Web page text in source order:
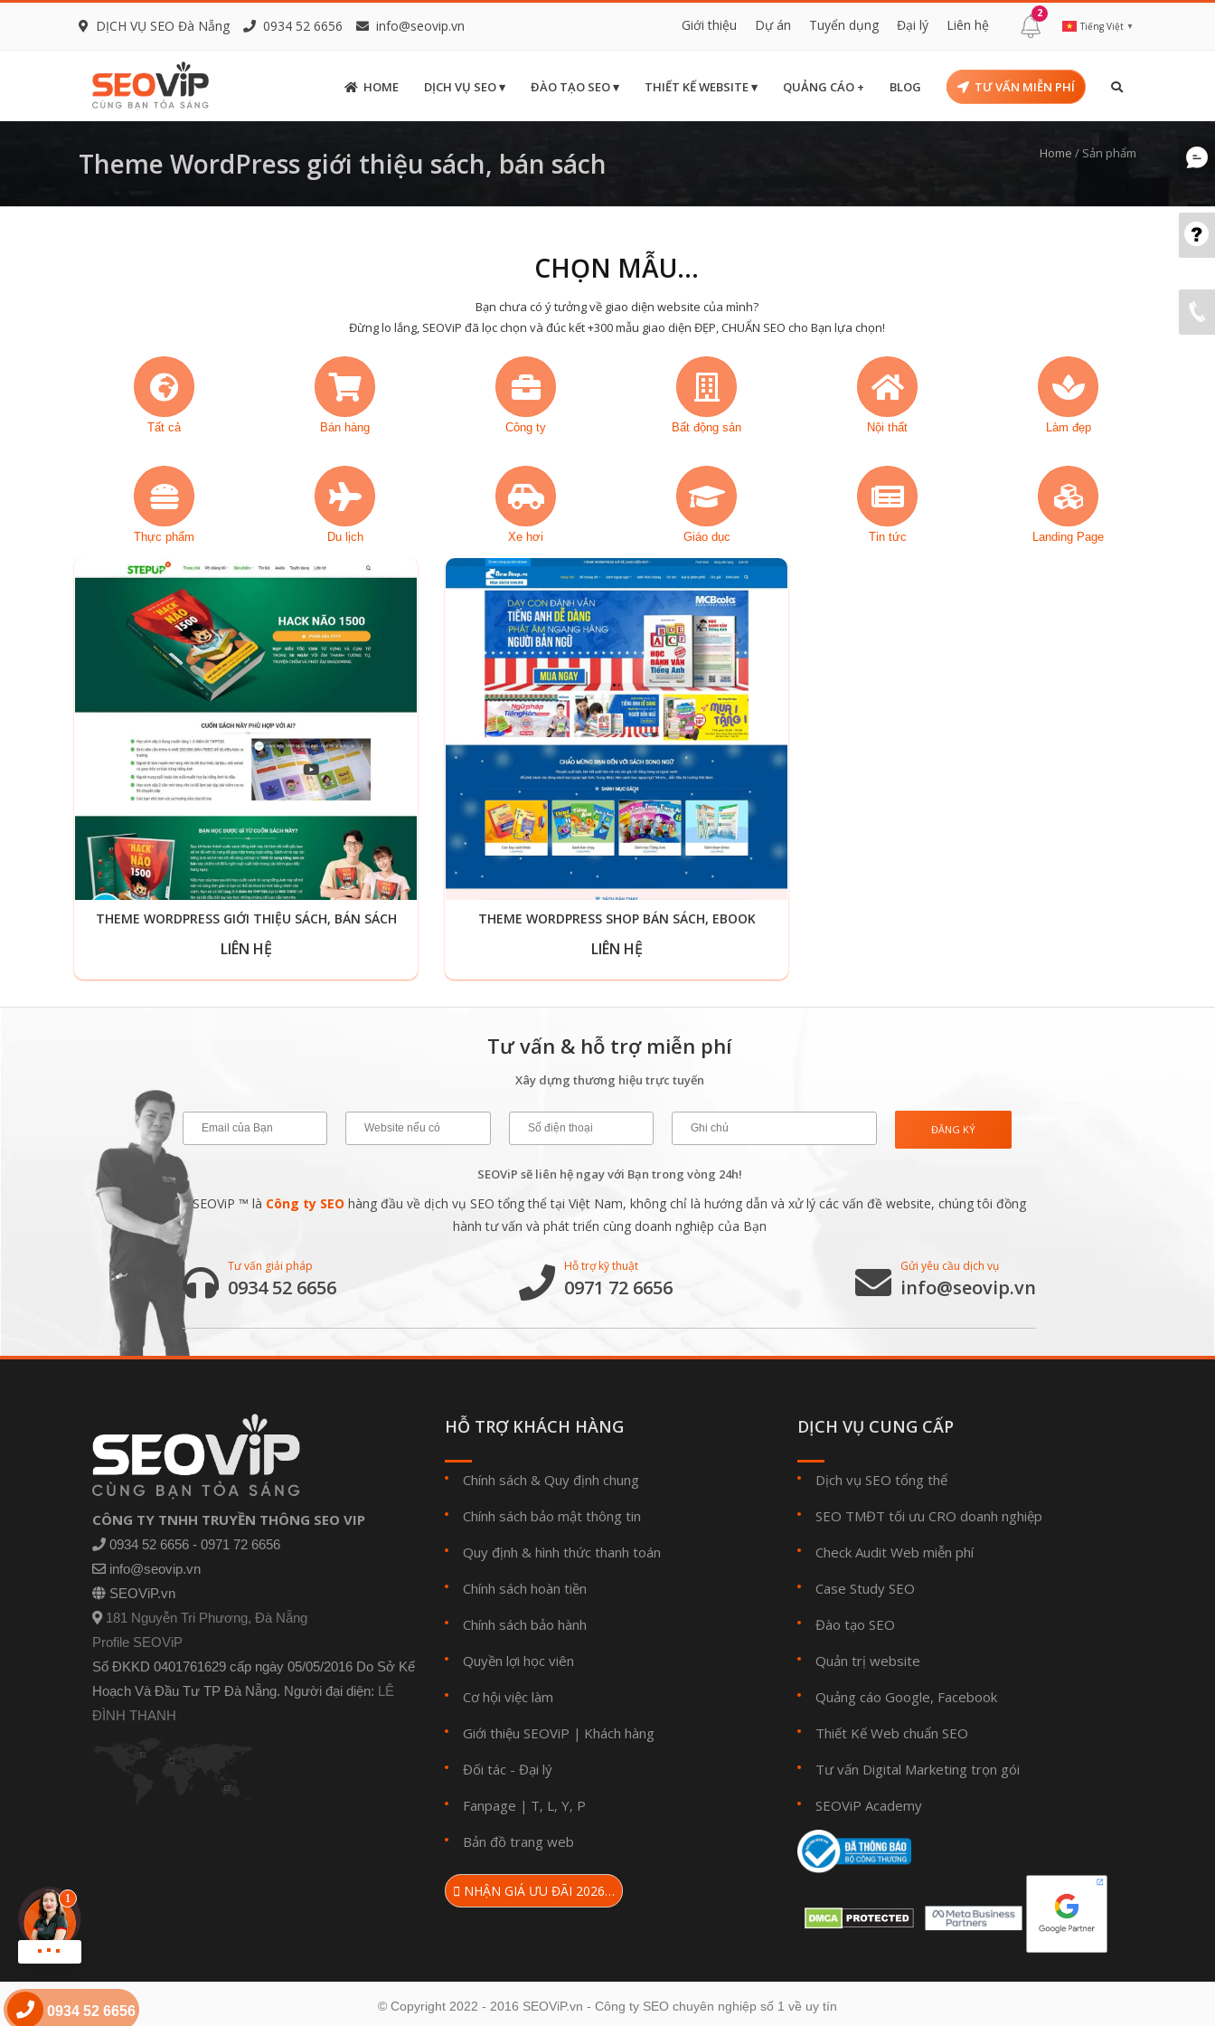
DỊCH VỤ SEO Đà Nẵng 0934 52 6656 info@seovip.vn Giới thiệu Dự án Tuyển dụng Đại lý Liên hệ
2
Tiếng Việt ▼
HOME DỊCH VỤ SEO ▾ ĐÀO TẠO SEO ▾ THIẾT KẾ WEBSITE ▾ QUẢNG CÁO + BLOG TƯ VẤN MIỄN PHÍ
Theme WordPress giới thiệu sách, bán sách Home / Sản phẩm
CHỌN MẪU...
Bạn chưa có ý tưởng về giao diện website của mình?
Đừng lo lắng, SEOViP đã lọc chọn và đúc kết +300 mẫu giao diện ĐẸP, CHUẨN SEO cho Bạn lựa chọn!
Tất cả Bán hàng Công ty Bất động sản Nội thất Làm đẹp
Thực phẩm Du lịch Xe hơi Giáo dục Tin tức Landing Page
THEME WORDPRESS GIỚI THIỆU SÁCH, BÁN SÁCH
LIÊN HỆ
THEME WORDPRESS SHOP BÁN SÁCH, EBOOK
LIÊN HỆ
Tư vấn & hỗ trợ miễn phí
Xây dựng thương hiệu trực tuyến
SEOViP sẽ liên hệ ngay với Bạn trong vòng 24h!
SEOViP ™ là Công ty SEO hàng đầu về dịch vụ SEO tổng thể tại Việt Nam, không chỉ là hướng dẫn và xử lý các vấn đề website, chúng tôi đồng
hành tư vấn và phát triển cùng doanh nghiệp của Bạn
Tư vấn giải pháp
0934 52 6656
Hỗ trợ kỹ thuật
0971 72 6656
Gửi yêu cầu dịch vụ
info@seovip.vn
CÔNG TY TNHH TRUYỀN THÔNG SEO VIP
0934 52 6656 - 0971 72 6656
info@seovip.vn
SEOViP.vn
181 Nguyễn Tri Phương, Đà Nẵng
Profile SEOViP
Số ĐKKD 0401761629 cấp ngày 05/05/2016 Do Sở Kế
Hoạch Và Đầu Tư TP Đà Nẵng. Người đại diện: LÊ
ĐÌNH THANH
HỖ TRỢ KHÁCH HÀNG
Chính sách & Quy định chung
Chính sách bảo mật thông tin
Quy định & hình thức thanh toán
Chính sách hoàn tiền
Chính sách bảo hành
Quyền lợi học viên
Cơ hội việc làm
Giới thiệu SEOViP | Khách hàng
Đối tác - Đại lý
Fanpage | T, L, Y, P
Bản đồ trang web
NHẬN GIÁ ƯU ĐÃI 2026…
DỊCH VỤ CUNG CẤP
Dịch vụ SEO tổng thể
SEO TMĐT tối ưu CRO doanh nghiệp
Check Audit Web miễn phí
Case Study SEO
Đào tạo SEO
Quản trị website
Quảng cáo Google, Facebook
Thiết Kế Web chuẩn SEO
Tư vấn Digital Marketing trọn gói
SEOViP Academy
© Copyright 2022 - 2016 SEOViP.vn - Công ty SEO chuyên nghiệp số 1 về uy tín
Chat zalo !
0934 52 6656